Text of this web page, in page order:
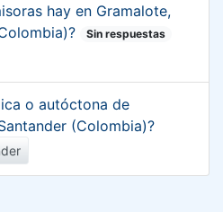
hay en Gramalote,
Sin respuestas
o autóctona de
(Colombia)?